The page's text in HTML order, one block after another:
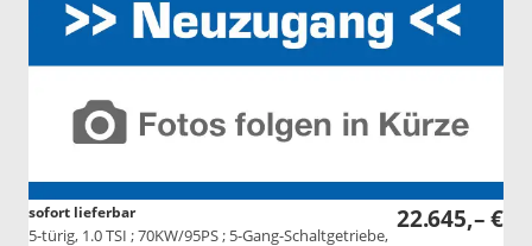
22.645,– €
sofort lieferbar
5-türig, 1.0 TSI ; 70KW/95PS ; 5-Gang-Schaltgetriebe,